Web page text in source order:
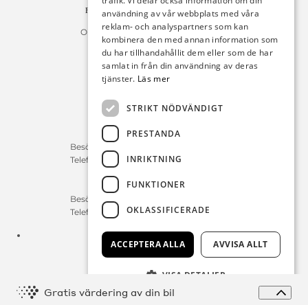
Fakturan måste innehålla referensnummer!
Organisationsnummer 556225-9142
Öppettider:
Bilförsäljning
Lördag : 10:00-14:00
Servicerådgivare
Besökstid Måndag – Fredag : 07:00-16:00
Telefontid Måndag – Fredag : 07:00-16:00
Reservdelar/Verkstad
Besökstid Måndag – Fredag : 07:00-16:00
Telefontid Måndag – Fredag : 07:00-16:00
0411-297 70
E-post: info@michelsensbil.se
© Copyright 2026 Michelsens Bil, alla rättigheter reserverade.
Gratis värdering av din bil
användning av vår webbplats med våra
reklam- och analyspartners som kan
kombinera den med annan information som
du har tillhandahållit dem eller som de har
samlat in från din användning av deras
tjänster. Läs mer
STRIKT NÖDVÄNDIGT
PRESTANDA
INRIKTNING
FUNKTIONER
OKLASSIFICERADE
ACCEPTERA ALLA AVVISA ALLT
VISA DETALJER